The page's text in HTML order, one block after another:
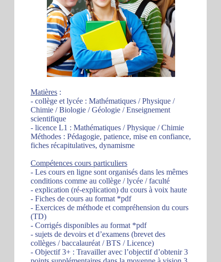
Matières :
- collège et lycée : Mathématiques / Physique /
Chimie / Biologie / Géologie / Enseignement
scientifique
- licence L1 : Mathématiques / Physique / Chimie
Méthodes : Pédagogie, patience, mise en confiance,
fiches récapitulatives, dynamisme
Compétences cours particuliers
- Les cours en ligne sont organisés dans les mêmes
conditions comme au collège / lycée / faculté
- explication (ré-explication) du cours à voix haute
- Fiches de cours au format *pdf
- Exercices de méthode et compréhension du cours
(TD)
- Corrigés disponibles au format *pdf
- sujets de devoirs et d’examens (brevet des
collèges / baccalauréat / BTS / Licence)
- Objectif 3+ : Travailler avec l’objectif d’obtenir 3